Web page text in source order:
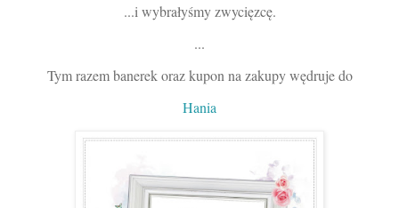
...i wybrałyśmy zwycięzcę.
...
Tym razem banerek oraz kupon na zakupy wędruje do
Hania